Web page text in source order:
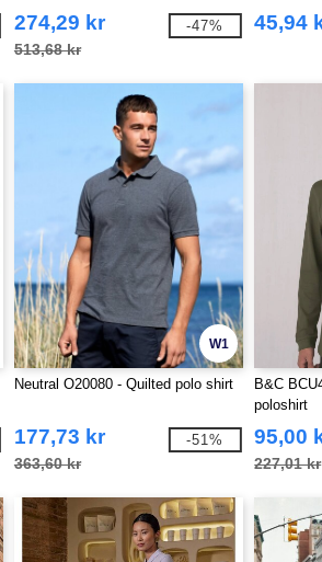
274,29 kr
513,68 kr
-47% 45,94
W1
Neutral O20080 - Quilted polo shirt
177,73 kr
363,60 kr
-51%
B&C
poloshirt
95,00
227,01 kr